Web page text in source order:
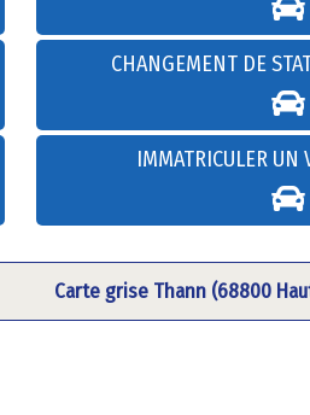
CHANGEMENT DE
IMMATRICULER UN
Carte grise Thann (68800